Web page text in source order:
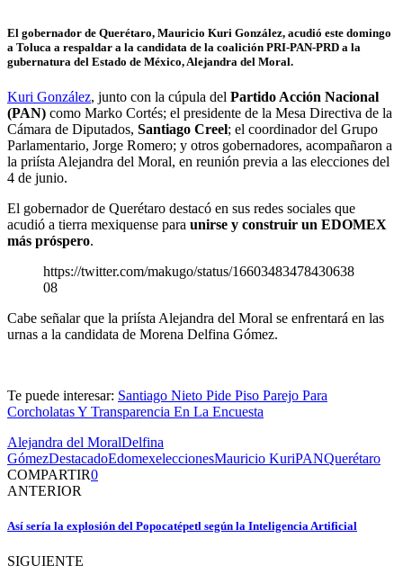
El gobernador de Querétaro, Mauricio Kuri González, acudió este domingo
a Toluca a respaldar a la candidata de la coalición PRI-PAN-PRD a la
gubernatura del Estado de México, Alejandra del Moral.
Kuri González, junto con la cúpula del Partido Acción Nacional
(PAN) como Marko Cortés; el presidente de la Mesa Directiva de la
Cámara de Diputados, Santiago Creel; el coordinador del Grupo
Parlamentario, Jorge Romero; y otros gobernadores, acompañaron a
la priísta Alejandra del Moral, en reunión previa a las elecciones del
4 de junio.
El gobernador de Querétaro destacó en sus redes sociales que
acudió a tierra mexiquense para unirse y construir un EDOMEX
más próspero.
https://twitter.com/makugo/status/16603483478430638
08
Cabe señalar que la priísta Alejandra del Moral se enfrentará en las
urnas a la candidata de Morena Delfina Gómez.
Te puede interesar: Santiago Nieto Pide Piso Parejo Para
Corcholatas Y Transparencia En La Encuesta
Alejandra del MoralDelfina
GómezDestacadoEdomexeleccionesMauricio KuriPANQuerétaro
COMPARTIR0
ANTERIOR
Así sería la explosión del Popocatépetl según la Inteligencia Artificial
SIGUIENTE